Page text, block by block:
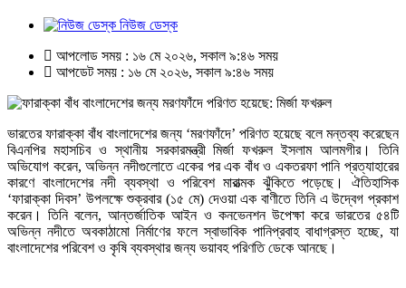
নিউজ ডেস্ক
আপলোড সময় : ১৬ মে ২০২৬, সকাল ৯:৪৬ সময়
আপডেট সময় : ১৬ মে ২০২৬, সকাল ৯:৪৬ সময়
ভারতের ফারাক্কা বাঁধ বাংলাদেশের জন্য ‘মরণফাঁদে’ পরিণত হয়েছে বলে মন্তব্য করেছেন
বিএনপির মহাসচিব ও স্থানীয় সরকারমন্ত্রী মির্জা ফখরুল ইসলাম আলমগীর। তিনি
অভিযোগ করেন, অভিন্ন নদীগুলোতে একের পর এক বাঁধ ও একতরফা পানি প্রত্যাহারের
কারণে বাংলাদেশের নদী ব্যবস্থা ও পরিবেশ মারাত্মক ঝুঁকিতে পড়েছে। ঐতিহাসিক
‘ফারাক্কা দিবস’ উপলক্ষে শুক্রবার (১৫ মে) দেওয়া এক বাণীতে তিনি এ উদ্বেগ প্রকাশ
করেন। তিনি বলেন, আন্তর্জাতিক আইন ও কনভেনশন উপেক্ষা করে ভারতের ৫৪টি
অভিন্ন নদীতে অবকাঠামো নির্মাণের ফলে স্বাভাবিক পানিপ্রবাহ বাধাগ্রস্ত হচ্ছে, যা
বাংলাদেশের পরিবেশ ও কৃষি ব্যবস্থার জন্য ভয়াবহ পরিণতি ডেকে আনছে।